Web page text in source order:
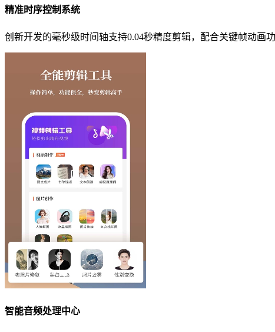
精准时序控制系统
创新开发的毫秒级时间轴支持0.04秒精度剪辑，配合关键帧动画
智能音频处理中心